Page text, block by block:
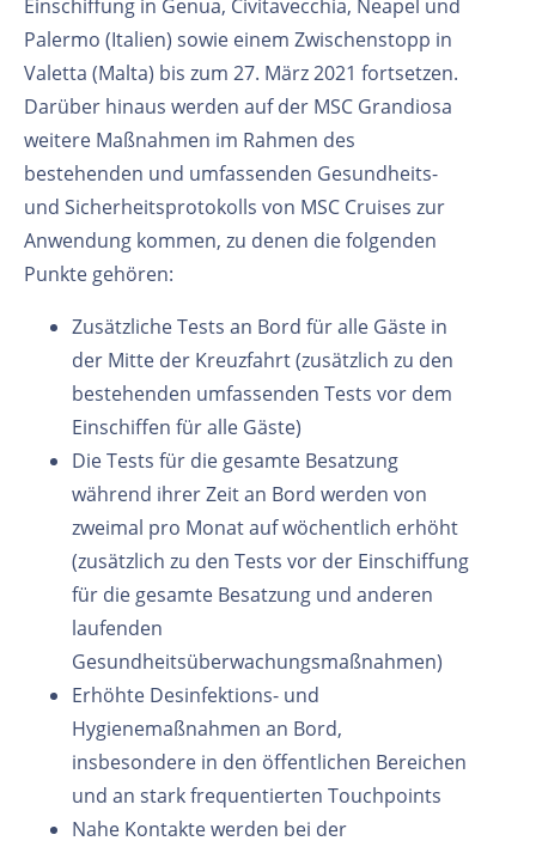
Einschiffung in Genua, Civitavecchia, Neapel und
Palermo (Italien) sowie einem Zwischenstopp in
Valetta (Malta) bis zum 27. März 2021 fortsetzen.
Darüber hinaus werden auf der MSC Grandiosa
weitere Maßnahmen im Rahmen des
bestehenden und umfassenden Gesundheits-
und Sicherheitsprotokolls von MSC Cruises zur
Anwendung kommen, zu denen die folgenden
Punkte gehören:
Zusätzliche Tests an Bord für alle Gäste in
der Mitte der Kreuzfahrt (zusätzlich zu den
bestehenden umfassenden Tests vor dem
Einschiffen für alle Gäste)
Die Tests für die gesamte Besatzung
während ihrer Zeit an Bord werden von
zweimal pro Monat auf wöchentlich erhöht
(zusätzlich zu den Tests vor der Einschiffung
für die gesamte Besatzung und anderen
laufenden
Gesundheitsüberwachungsmaßnahmen)
Erhöhte Desinfektions- und
Hygienemaßnahmen an Bord,
insbesondere in den öffentlichen Bereichen
und an stark frequentierten Touchpoints
Nahe Kontakte werden bei der